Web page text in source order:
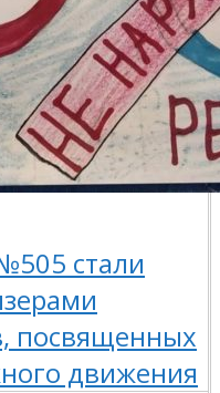
стали
посвященных
движения